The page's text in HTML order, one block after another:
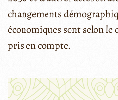
changements
économiques sont selon
pris en compte.